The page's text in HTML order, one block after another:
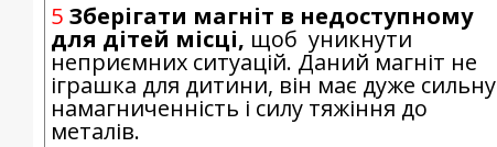
5 Зберігати магніт в недоступному
для дітей місці, щоб уникнути
неприємних ситуацій. Даний магніт не
іграшка для дитини, він має дуже сильну
намагниченність і силу тяжіння до
металів.